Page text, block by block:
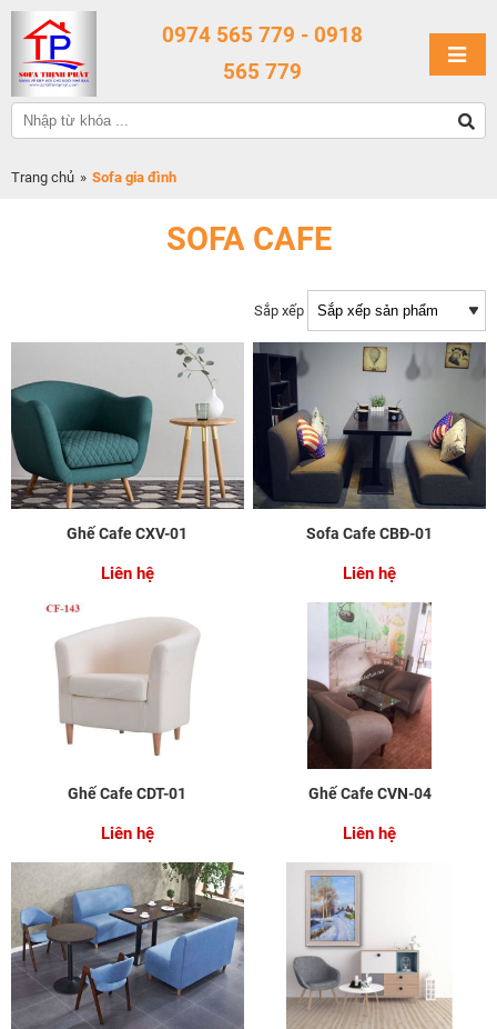
0974 565 779 - 0918
565 779
Trang chủ » Sofa gia đình
SOFA CAFE
Sắp xếp
Ghế Cafe CXV-01
Liên hệ
Sofa Cafe CBĐ-01
Liên hệ
Ghế Cafe CDT-01
Liên hệ
Ghế Cafe CVN-04
Liên hệ